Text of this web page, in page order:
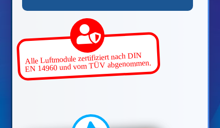
Alle Luftmodule zertifiziert nach DIN
EN 14960 und vom TÜV abgenommen.